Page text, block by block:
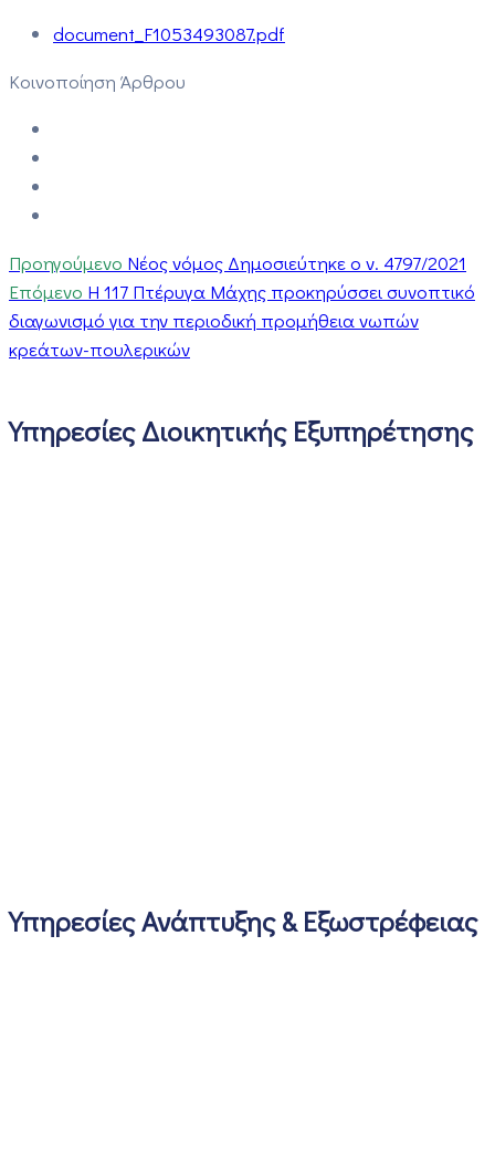
document_F1053493087.pdf
Κοινοποίηση Άρθρου
Προηγούμενο Νέος νόμος Δημοσιεύτηκε ο ν. 4797/2021
Επόμενο Η 117 Πτέρυγα Μάχης προκηρύσσει συνοπτικό
διαγωνισμό για την περιοδική προμήθεια νωπών
κρεάτων-πουλερικών
Υπηρεσίες Διοικητικής Εξυπηρέτησης
Υπηρεσίες Ανάπτυξης & Εξωστρέφειας